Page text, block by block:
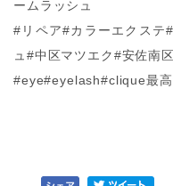
ームラッシュ
#リペア#カラーエクステ
ュ#中区マツエク#安佐南
#eye#eyelash#clique最